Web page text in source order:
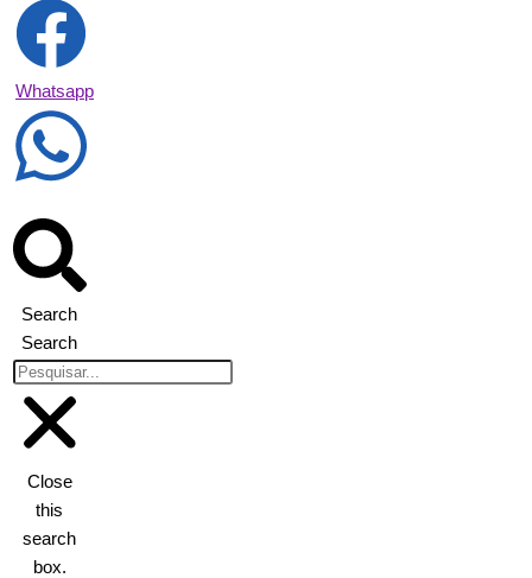
Whatsapp
Search
Search
Close
this
search
box.